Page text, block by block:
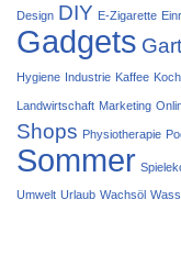
Design DIY E-Zigarette
Gadgets
Hygiene Industrie Kaffee
Landwirtschaft Marketing
Shops Physiotherapie
Sommer
Umwelt Urlaub Wachsöl